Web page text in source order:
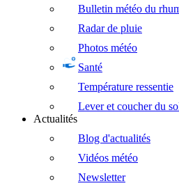
Bulletin météo du
Radar de pluie
Photos météo
Santé
Température ressentie
Lever et coucher du
Actualités
Blog d'actualités
Vidéos météo
Newsletter